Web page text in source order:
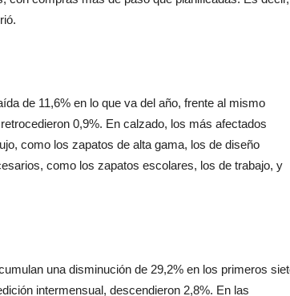
de 11,6% en lo que va del año, frente al mismo
0,9%. En calzado, los más afectados
como los zapatos de alta gama, los de diseño
como los zapatos escolares, los de trabajo, y
una disminución de 29,2% en los primeros siete
intermensual, descendieron 2,8%. En las